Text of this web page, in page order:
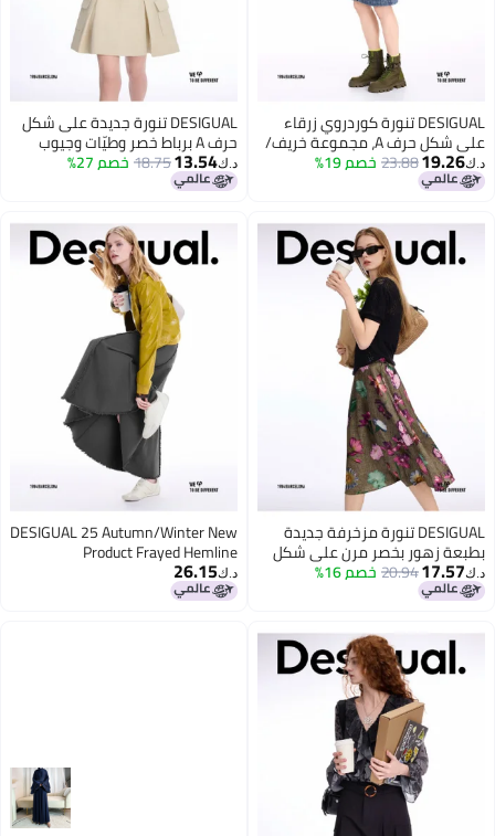
DESIGUAL تنورة كوردروي زرقاء
على شكل حرف A، مجموعة خريف/
شتاء 2025
د.ك‏19.26
23.88خصم 19%
DESIGUAL تنورة جديدة على شكل
حرف A برباط خصر وطيّات وجيوب
مرفقة ss25
د.ك‏13.54
18.75خصم 27%
DESIGUAL تنورة مزخرفة جديدة
بطبعة زهور بخصر مرن على شكل
جرس
د.ك‏17.57
20.94خصم 16%
DESIGUAL 25 Autumn/Winter New
Product Frayed Hemline
Patchwork Design Fishtail Gray
Midi Skirt
د.ك‏26.15